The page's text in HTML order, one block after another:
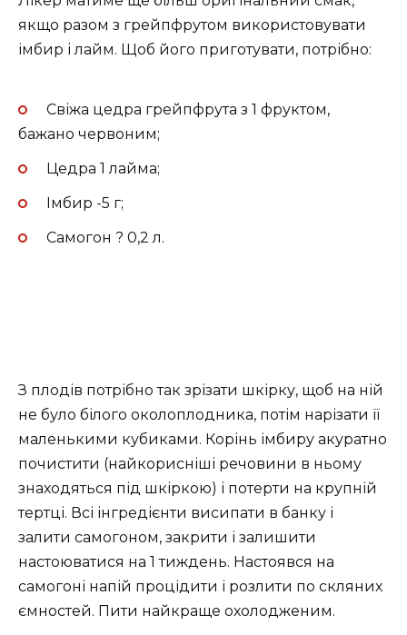
якщо разом з грейпфрутом використовувати
імбир і лайм. Щоб його приготувати, потрібно:
Свіжа цедра грейпфрута з 1 фруктом,
бажано червоним;
Цедра 1 лайма;
Імбир -5 г;
Самогон ? 0,2 л.
З плодів потрібно так зрізати шкірку, щоб на ній
не було білого околоплодника, потім нарізати її
маленькими кубиками. Корінь імбиру акуратно
почистити (найкорисніші речовини в ньому
знаходяться під шкіркою) і потерти на крупній
тертці. Всі інгредієнти висипати в банку і
залити самогоном, закрити і залишити
настоюватися на 1 тиждень. Настоявся на
самогоні напій процідити і розлити по скляних
ємностей. Пити найкраще охолодженим.